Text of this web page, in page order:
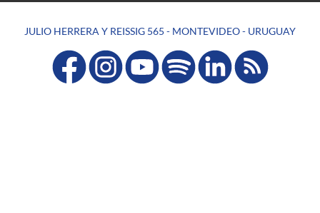
JULIO HERRERA Y REISSIG 565 - MONTEVIDEO - URUGUAY